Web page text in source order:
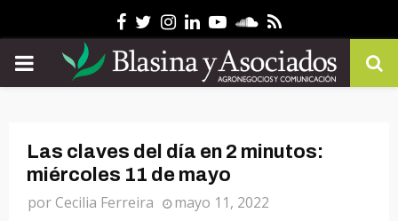
Facebook
Twitter
Instagram
Linkedin
YoutubeSoundcloud
Rss
PRIMARY
Las claves del día en 2 minutos:
miércoles 11 de mayo
porCecilia Ferreira mayo 11, 2022